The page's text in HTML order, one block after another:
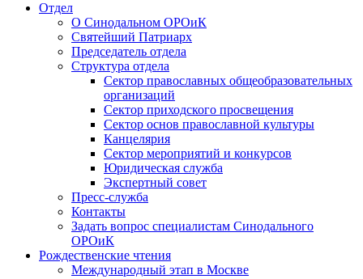
Отдел
О Синодальном ОРОиК
Святейший Патриарх
Председатель отдела
Структура отдела
Сектор православных общеобразовательных
организаций
Сектор приходского просвещения
Сектор основ православной культуры
Канцелярия
Сектор мероприятий и конкурсов
Юридическая служба
Экспертный совет
Пресс-служба
Контакты
Задать вопрос специалистам Синодального
ОРОиК
Рождественские чтения
Международный этап в Москве